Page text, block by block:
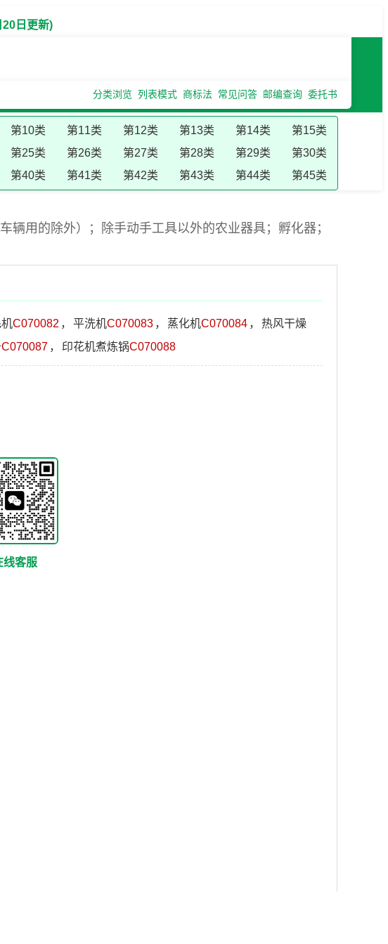
日更新)
分类浏览 列表模式 商标法 常见问答 邮编查询 委托书
第10类 第11类 第12类 第13类 第14类
第15类
第25类 第26类 第27类 第28类 第29类
第30类
第40类 第41类 第42类 第43类 第44类 第45类
用的除外）；除手动手工具以外的农业器具；孵化器；
C070082 ， 平洗机C070083 ， 蒸化机C070084 ，
热风干燥
C070087 ， 印花机煮炼锅C070088
线客服